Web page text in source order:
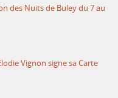
des Nuits de Buley du 7 au
Vignon signe sa Carte